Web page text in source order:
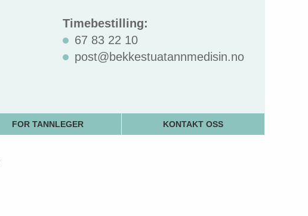
Timebestilling:
67 83 22 10
post@bekkestuatannmedisin.no
FOR TANNLEGER KONTAKT OSS